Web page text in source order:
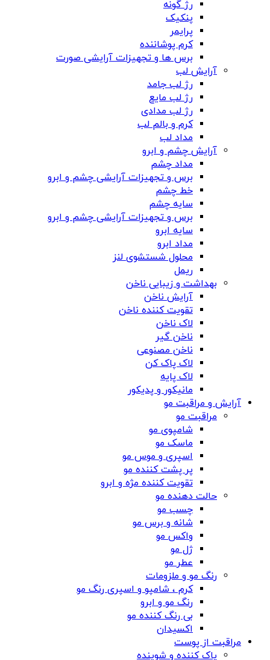
رژ گونه
پنکیک
پرایمر
کرم پوشاننده
برس ها و تجهیزات آرایشی صورت
آرایش لب
رژ لب جامد
رژ لب مایع
رژ لب مدادی
کرم و بالم لب
مداد لب
آرایش چشم و ابرو
مداد چشم
برس و تجهیزات آرایشی چشم و ابرو
خط چشم
سایه چشم
برس و تجهیزات آرایشی چشم و ابرو
سایه ابرو
مداد ابرو
محلول شستشوی لنز
ریمل
بهداشت و زیبایی ناخن
آرایش ناخن
تقویت کننده ناخن
لاک ناخن
ناخن گیر
ناخن مصنوعی
لاک پاک کن
لاک پایه
مانیکور و پدیکور
آرایش و مراقبت مو
مراقبت مو
شامپوی مو
ماسک مو
اسپری و موس مو
پر پشت کننده مو
تقویت کننده مژه و ابرو
حالت دهنده مو
چسب مو
شانه‌ و برس مو
واکس مو
ژل مو
عطر مو
رنگ مو و ملزومات
کرم ، شامپو و اسپری رنگ مو
رنگ مو و ابرو
بی رنگ کننده مو
اکسیدان
مراقبت از پوست
پاک کننده و شوینده